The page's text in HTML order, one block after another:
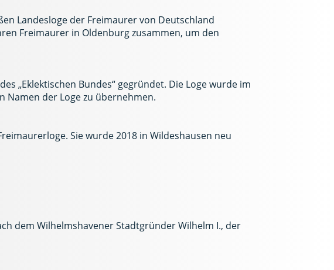
Landesloge der Freimaurer von Deutschland
Freimaurer in Oldenburg zusammen, um den
„Eklektischen Bundes“ gegründet. Die Loge wurde im
Namen der Loge zu übernehmen.
Sie wurde 2018 in Wildeshausen neu
dem Wilhelmshavener Stadtgründer Wilhelm I., der